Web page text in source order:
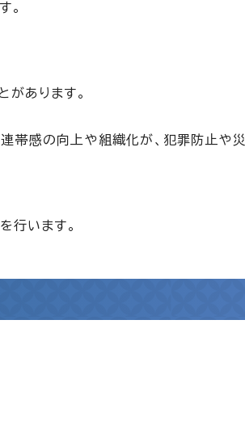
。
あります。
帯感の向上や組織化が、犯罪防止や災
行います。